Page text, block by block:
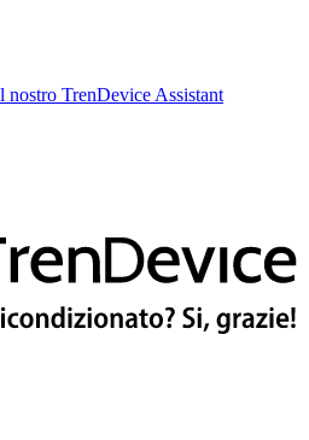
TrenDevice Assistant